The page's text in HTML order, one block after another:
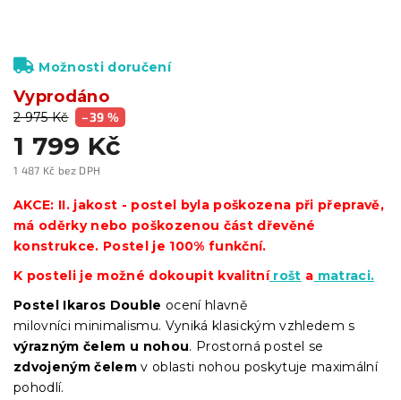
2 975 Kč –39 %
1 799 Kč
1 487 Kč bez DPH
cena:
Vyprodáno
Možnosti doručení
AKCE: II. jakost - postel byla poškozena při přepravě,
má oděrky nebo poškozenou část dřevěné
konstrukce. Postel je 100% funkční.
K posteli je možné dokoupit kvalitnírošt a matraci.
Postel Ikaros Double ocení hlavně
milovníci minimalismu. Vyniká klasickým vzhledem s
výrazným čelem u nohou. Prostorná postel se
zdvojeným čelem v oblasti nohou poskytuje maximální
pohodlí.